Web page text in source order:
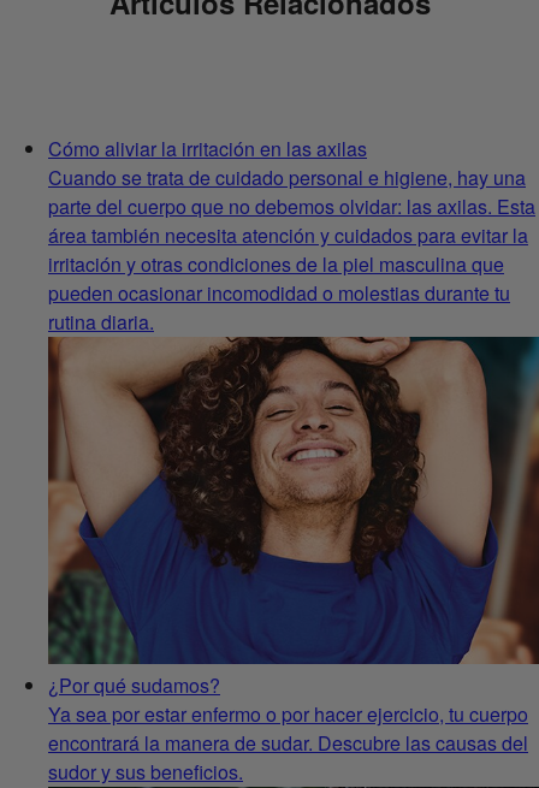
Cómo aliviar la irritación en las axilas
Cuando se trata de cuidado personal e higiene, hay una
parte del cuerpo que no debemos olvidar: las axilas. Esta
área también necesita atención y cuidados para evitar la
irritación y otras condiciones de la piel masculina que
pueden ocasionar incomodidad o molestias durante tu
rutina diaria.
¿Por qué sudamos?
Ya sea por estar enfermo o por hacer ejercicio, tu cuerpo
encontrará la manera de sudar. Descubre las causas del
sudor y sus beneficios.